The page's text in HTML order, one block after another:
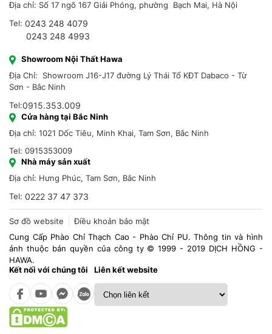
Địa chỉ: Số 17 ngõ 167 Giải Phóng, phường Bạch Mai, Hà Nội
Tel: 0243 248 4079
0243 248 4993
Showroom Nội Thất Hawa
Địa Chỉ: Showroom J16-J17 đường Lý Thái Tổ KĐT Dabaco - Từ
Sơn - Bắc Ninh
Tel:0915.353.009
Cửa hàng tại Bắc Ninh
Địa chỉ: 1021 Dốc Tiêu, Minh Khai, Tam Sơn, Bắc Ninh
Tel: 0915353009
Nhà máy sản xuất
Địa chỉ: Hưng Phúc, Tam Sơn, Bắc Ninh
Tel: 0222 37 47 373
Sơ đồ website
Điều khoản bảo mật
Cung Cấp Phào Chỉ Thạch Cao - Phào Chỉ PU. Thông tin và hình
ảnh thuộc bản quyền của công ty © 1999 - 2019 DỊCH HỒNG -
HAWA.
Kết nối với chúng tôi
Liên kết website